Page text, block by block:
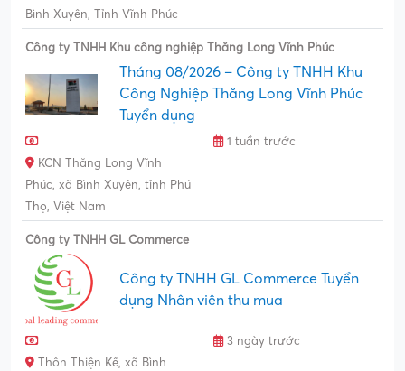
Bình Xuyên, Tỉnh Vĩnh Phúc
Công ty TNHH Khu công nghiệp Thăng Long Vĩnh Phúc
Tháng 08/2026 – Công ty TNHH Khu
Công Nghiệp Thăng Long Vĩnh Phúc
Tuyển dụng
1 tuần trước
KCN Thăng Long Vĩnh
Phúc, xã Bình Xuyên, tỉnh Phú
Thọ, Việt Nam
Công ty TNHH GL Commerce
Công ty TNHH GL Commerce Tuyển
dụng Nhân viên thu mua
3 ngày trước
Thôn Thiện Kế, xã Bình